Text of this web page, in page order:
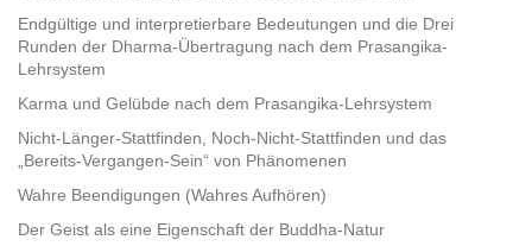
Endgültige und interpretierbare Bedeutungen und die Drei
Runden der Dharma-Übertragung nach dem Prasangika-
Lehrsystem
Karma und Gelübde nach dem Prasangika-Lehrsystem
Nicht-Länger-Stattfinden, Noch-Nicht-Stattfinden und das
„Bereits-Vergangen-Sein“ von Phänomenen
Wahre Beendigungen (Wahres Aufhören)
Der Geist als eine Eigenschaft der Buddha-Natur